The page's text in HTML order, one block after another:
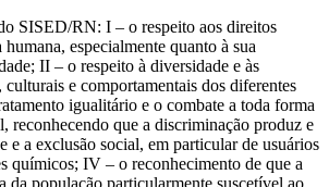
SISED/RN: I – o respeito aos direitos
especialmente quanto à sua
II – o respeito à diversidade e às
e comportamentais dos diferentes
igualitário e o combate a toda forma
reconhecendo que a discriminação produz e
e a exclusão social, em particular de usuários
químicos; IV – o reconhecimento de que a
da população particularmente suscetível ao